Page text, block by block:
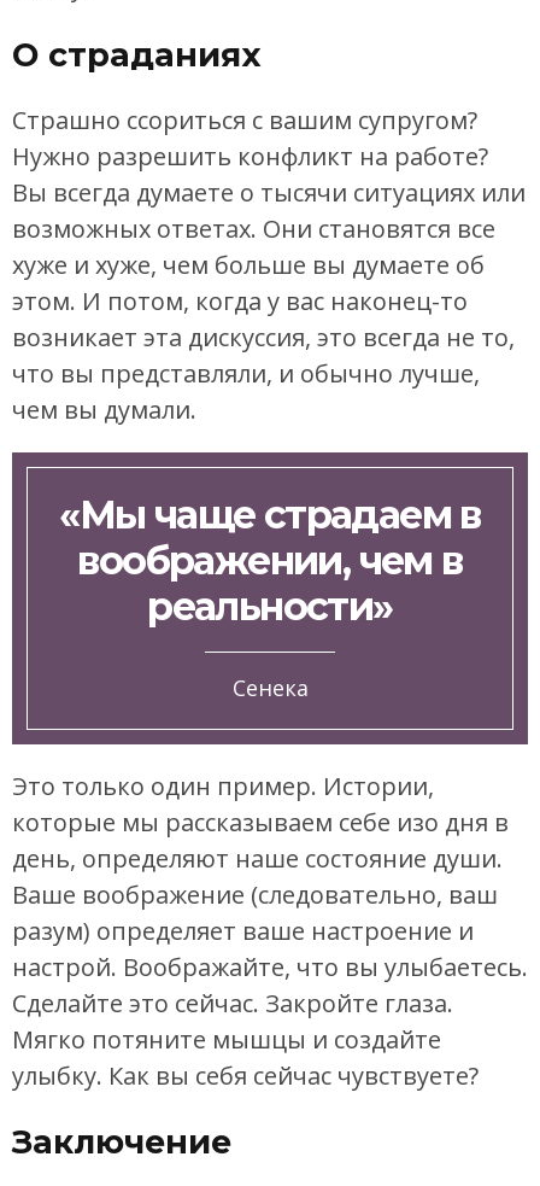
О страданиях
Страшно ссориться с вашим супругом?
Нужно разрешить конфликт на работе?
Вы всегда думаете о тысячи ситуациях или
возможных ответах. Они становятся все
хуже и хуже, чем больше вы думаете об
этом. И потом, когда у вас наконец-то
возникает эта дискуссия, это всегда не то,
что вы представляли, и обычно лучше,
чем вы думали.
«Мы чаще страдаем в
воображении, чем в
реальности»
Сенека
Это только один пример. Истории,
которые мы рассказываем себе изо дня в
день, определяют наше состояние души.
Ваше воображение (следовательно, ваш
разум) определяет ваше настроение и
настрой. Воображайте, что вы улыбаетесь.
Сделайте это сейчас. Закройте глаза.
Мягко потяните мышцы и создайте
улыбку. Как вы себя сейчас чувствуете?
Заключение